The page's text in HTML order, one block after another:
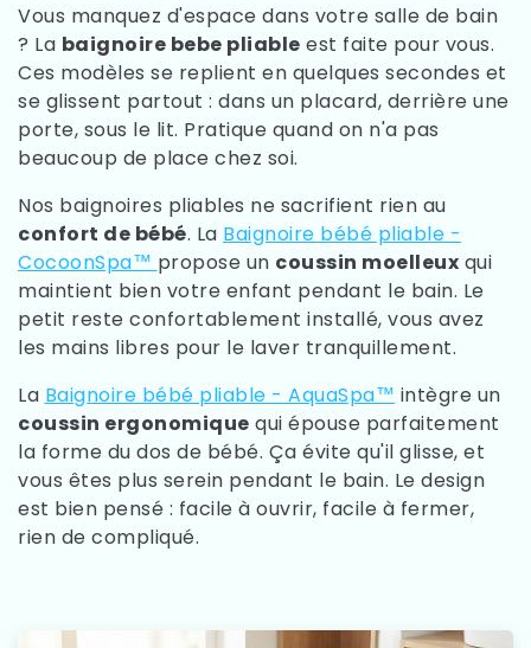
Vous manquez d'espace dans votre salle de bain
? La baignoire bebe pliable est faite pour vous.
Ces modèles se replient en quelques secondes et
se glissent partout : dans un placard, derrière une
porte, sous le lit. Pratique quand on n'a pas
beaucoup de place chez soi.
Nos baignoires pliables ne sacrifient rien au
confort de bébé. La Baignoire bébé pliable -
CocoonSpa™ propose un coussin moelleux qui
maintient bien votre enfant pendant le bain. Le
petit reste confortablement installé, vous avez
les mains libres pour le laver tranquillement.
La Baignoire bébé pliable - AquaSpa™ intègre un
coussin ergonomique qui épouse parfaitement
la forme du dos de bébé. Ça évite qu'il glisse, et
vous êtes plus serein pendant le bain. Le design
est bien pensé : facile à ouvrir, facile à fermer,
rien de compliqué.